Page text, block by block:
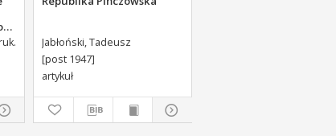
Jabłoński, Tadeusz
[post 1947]
artykuł